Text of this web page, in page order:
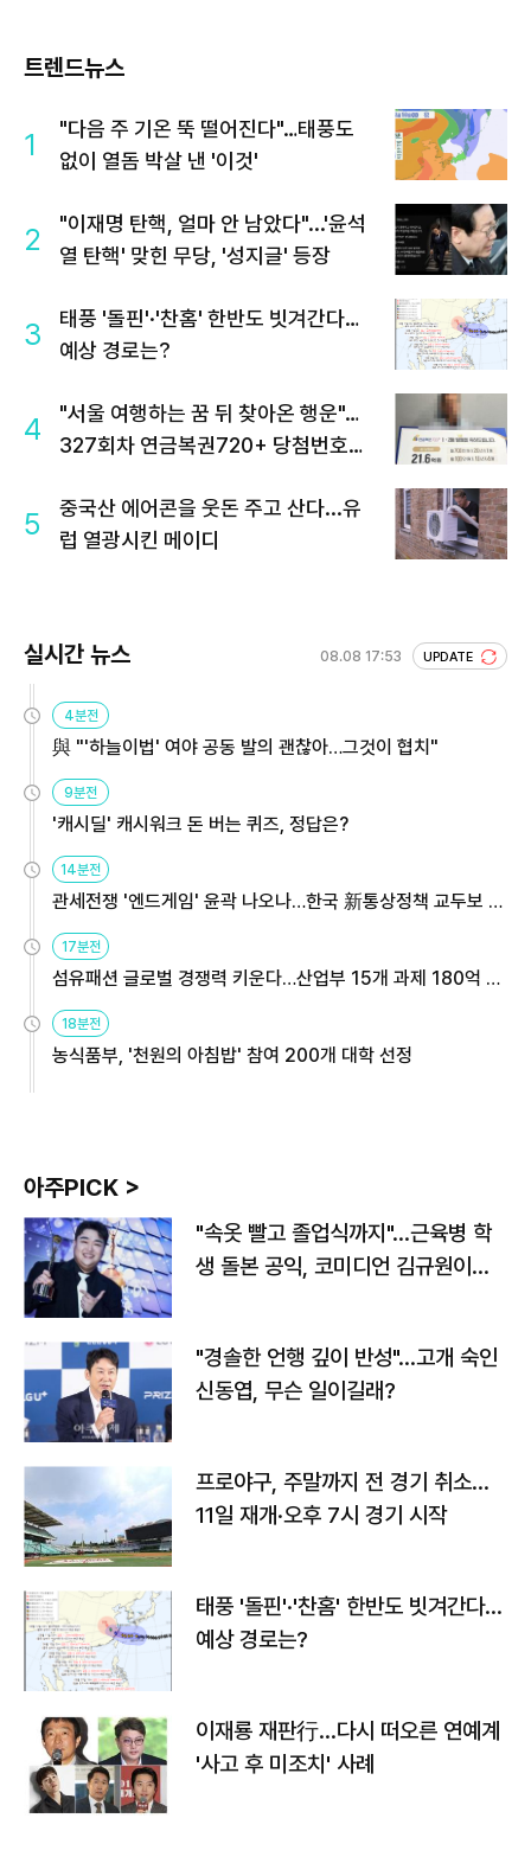
트렌드뉴스
1
"다음 주 기온 뚝 떨어진다"…태풍도
없이 열돔 박살 낸 '이것'
2
"이재명 탄핵, 얼마 안 남았다"...'윤석
열 탄핵' 맞힌 무당, '성지글' 등장
3
태풍 '돌핀'·'찬홈' 한반도 빗겨간다…
예상 경로는?
4
"서울 여행하는 꿈 뒤 찾아온 행운"…
327회차 연금복권720+ 당첨번호조
5
중국산 에어콘을 웃돈 주고 산다...유
럽 열광시킨 메이디
실시간 뉴스 08.08 17:53 UPDATE
4분전
與 "'하늘이법' 여야 공동 발의 괜찮아…그것이 협치"
9분전
'캐시딜' 캐시워크 돈 버는 퀴즈, 정답은?
14분전
관세전쟁 '엔드게임' 윤곽 나오나…한국 新통상정책 교두보 활
용해야
17분전
섬유패션 글로벌 경쟁력 키운다…산업부 15개 과제 180억 지
원
18분전
농식품부, '천원의 아침밥' 참여 200개 대학 선정
아주PICK >
"속옷 빨고 졸업식까지"…근육병 학
생 돌본 공익, 코미디언 김규원이었
"경솔한 언행 깊이 반성"…고개 숙인
신동엽, 무슨 일이길래?
프로야구, 주말까지 전 경기 취소…
11일 재개·오후 7시 경기 시작
태풍 '돌핀'·'찬홈' 한반도 빗겨간다…
예상 경로는?
이재룡 재판行…다시 떠오른 연예계
'사고 후 미조치' 사례